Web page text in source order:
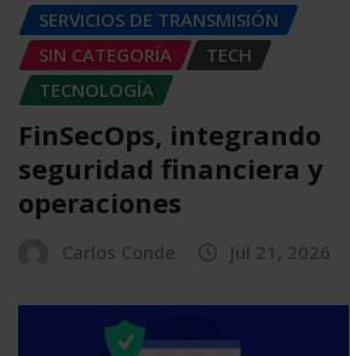
SERVICIOS DE TRANSMISIÓN
SIN CATEGORÍA
TECH
TECNOLOGÍA
FinSecOps, integrando
seguridad financiera y
operaciones
Carlos Conde Jul 21, 2026